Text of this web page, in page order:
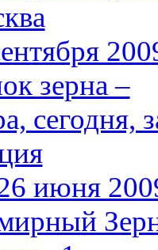
зерна –
сегодня,
июня